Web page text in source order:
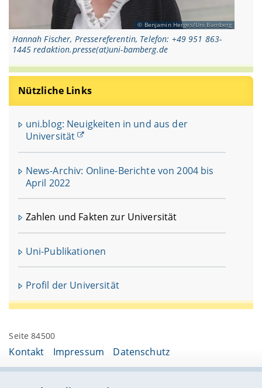
Nützliche Links
uni.blog: Neuigkeiten in und aus der
Universität
News-Archiv: Online-Berichte von 2004 bis
April 2022
Zahlen und Fakten zur Universität
Uni-Publikationen
Profil der Universität
Benjamin Herges/Uni Bamberg
Hannah Fischer, Pressereferentin, Telefon: +49 951 863-
1445 redaktion.presse(at)uni-bamberg.de
Seite 84500
Kontakt Impressum Datenschutz